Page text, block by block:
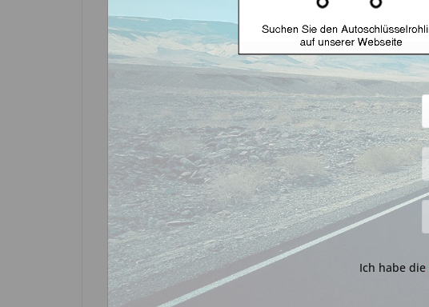
Ich habe die